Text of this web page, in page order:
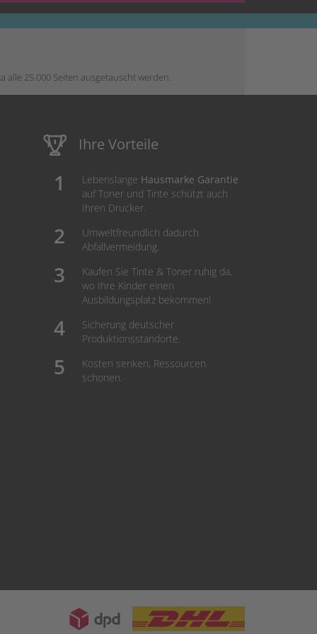
25.000 Seiten ausgetauscht werden.
Ihre Vorteile
Lebenslange Hausmarke Garantie
auf Toner und Tinte schützt auch
Ihren Drucker.
Umweltfreundlich dadurch
Abfallvermeidung.
Kaufen Sie Tinte & Toner ruhig da,
wo Ihre Kinder einen
Ausbildungsplatz bekommen!
Sicherung deutscher
Produktionsstandorte.
Kosten senken, Ressourcen
schonen.